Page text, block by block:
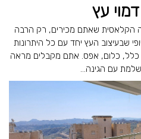
עץ
הקלאסית שאתם מכירים, רק הרבה
שבעיצוב העץ יחד עם כל היתרונות
כלל, כלום, אפס. אתם מקבלים מראה
עם הגינה...